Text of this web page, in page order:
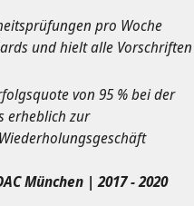
pro Woche
und hielt alle Vorschriften
von 95 % bei der
erheblich zur
München | 2017 - 2020